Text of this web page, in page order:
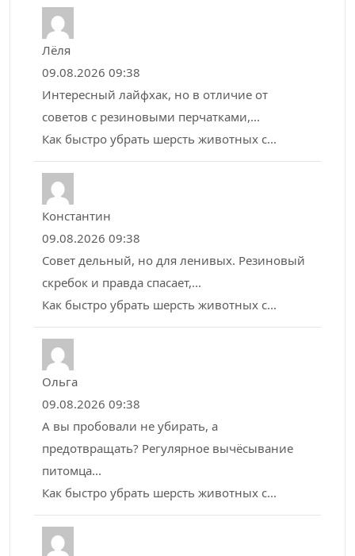
Лёля
09.08.2026 09:38
Интересный лайфхак, но в отличие от
советов с резиновыми перчатками,...
Как быстро убрать шерсть животных с...
Константин
09.08.2026 09:38
Совет дельный, но для ленивых. Резиновый
скребок и правда спасает,...
Как быстро убрать шерсть животных с...
Ольга
09.08.2026 09:38
А вы пробовали не убирать, а
предотвращать? Регулярное вычёсывание
питомца...
Как быстро убрать шерсть животных с...